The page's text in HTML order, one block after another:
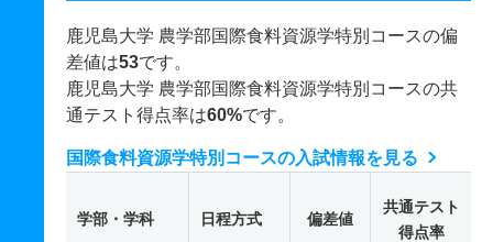
鹿児島大学 農学部国際食料資源学特別コースの偏
差値は53です。
鹿児島大学 農学部国際食料資源学特別コースの共
通テスト得点率は60%です。
国際食料資源学特別コースの入試情報を見る
学部・学科 日程方式 偏差値
共通テスト
得点率